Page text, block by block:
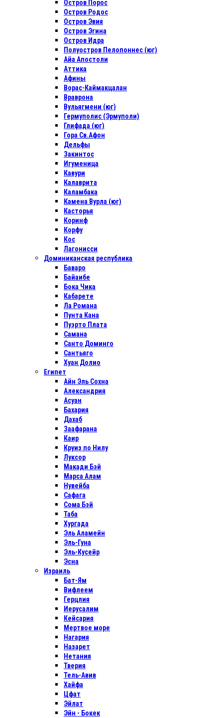
Остров Порос
Остров Родос
Остров Эвия
Остров Эгина
Остров Идра
Полуостров Пелопоннес (юг)
Айа Апостоли
Аттика
Афины
Ворас-Каймакцалан
Враврона
Вульягмени (юг)
Гермуполис (Эрмуполи)
Глифада (юг)
Гора Св.Афон
Дельфы
Закинтос
Игуменица
Кавури
Калаврита
Каламбака
Камена Вурла (юг)
Касторья
Коринф
Корфу
Кос
Лагонисси
Доминиканская республика
Баваро
Байаибе
Бока Чика
Кабарете
Ла Романа
Пунта Кана
Пуэрто Плата
Самана
Санто Доминго
Сантьяго
Хуан Долио
Египет
Айн Эль Сохна
Александрия
Асуан
Бахария
Дахаб
Заафарана
Каир
Круиз по Нилу
Луксор
Макади Бэй
Марса Алам
Нувейба
Сафага
Сома Бэй
Таба
Хургада
Эль Аламейн
Эль-Гуна
Эль-Кусейр
Эсна
Израиль
Бат-Ям
Вифлеем
Герцлия
Иерусалим
Кейсария
Мертвое море
Нагария
Назарет
Нетания
Тверия
Тель-Авив
Хайфа
Цфат
Эйлат
Эйн - Бокек